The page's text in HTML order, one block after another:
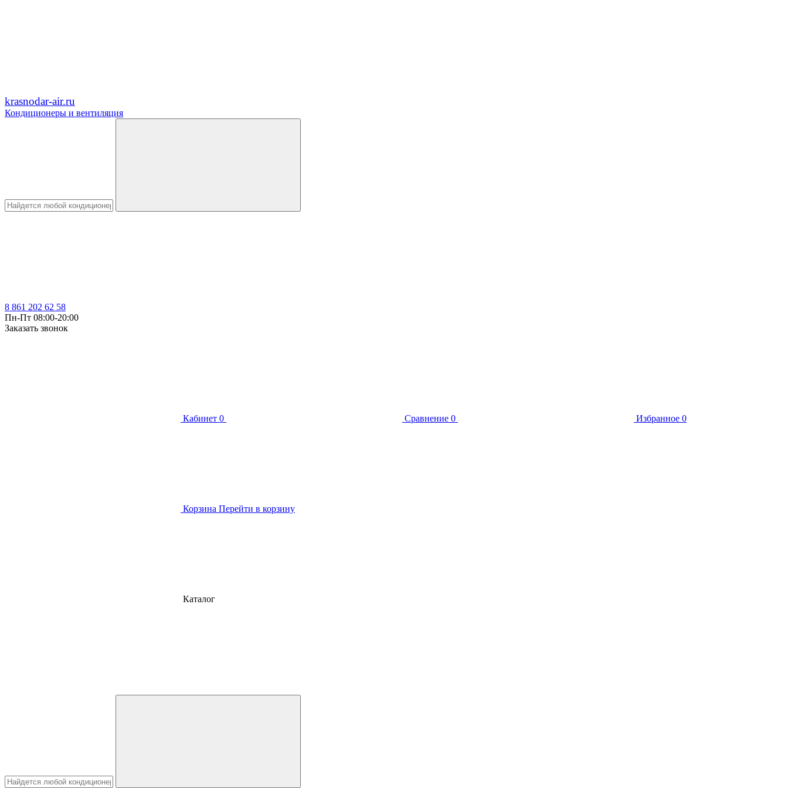
krasnodar-air.ru
Кондиционеры и вентиляция
8 861 202 62 58
Пн-Пт 08:00-20:00
Заказать звонок
Кабинет 0 Сравнение 0 Избранное 0
Корзина Перейти в корзину
Каталог